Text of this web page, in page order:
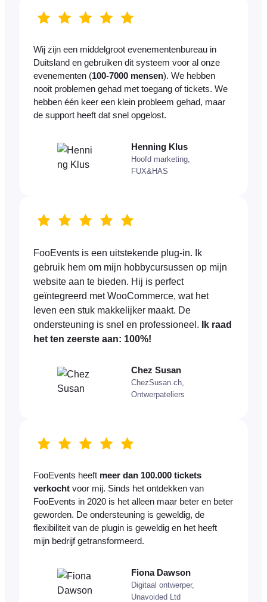
Wij zijn een middelgroot evenementenbureau in
Duitsland en gebruiken dit systeem voor al onze
evenementen (100-7000 mensen). We hebben
nooit problemen gehad met toegang of tickets. We
hebben één keer een klein probleem gehad, maar
de support heeft dat snel opgelost.
Henning Klus
Hoofd marketing,
FUX&HAS
FooEvents is een uitstekende plug-in. Ik
gebruik hem om mijn hobbycursussen op mijn
website aan te bieden. Hij is perfect
geïntegreerd met WooCommerce, wat het
leven een stuk makkelijker maakt. De
ondersteuning is snel en professioneel. Ik raad
het ten zeerste aan: 100%!
Chez Susan
ChezSusan.ch,
Ontwerpateliers
FooEvents heeft meer dan 100.000 tickets
verkocht voor mij. Sinds het ontdekken van
FooEvents in 2020 is het alleen maar beter en beter
geworden. De ondersteuning is geweldig, de
flexibiliteit van de plugin is geweldig en het heeft
mijn bedrijf getransformeerd.
Fiona Dawson
Digitaal ontwerper,
Unavoided Ltd